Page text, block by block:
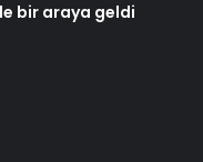
bir araya geldi